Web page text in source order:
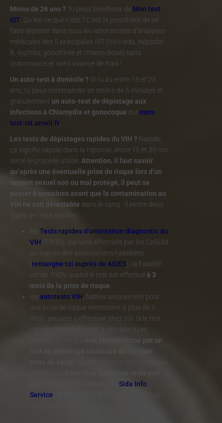
Moins de 26 ans ? Tu peux bénéficier de Mon test
IST . Qu’est-ce que c’est ? C’est la possibilité de se
faire dépister dans tous les laboratoires d’analyses
médicales des 5 principales IST (VIH/sida, hépatite
B, syphilis, gonorrhée et chlamydiose) sans
ordonnance et sans avance de frais !
Un auto-test à domicile ? Si tu as entre 18 et 25
ans, tu peux commander en moins de 5 minutes et
gratuitement un auto-test de dépistage aux
infections à Chlamydia et gonocoque sur mon-
test-ist.ameli.fr
Les tests de dépistages rapides du VIH ? Rapide,
ça signifie rapide dans la réponse, entre 15 et 30 mn
selon le procédé utilisé. Attention, il faut savoir
qu’après une éventuelle prise de risque lors d’un
rapport sexuel non ou mal protégé, il peut se
passer 6 semaines avant que la contamination au
VIH ne soit détectable dans le sang. Il existe deux
types de tests rapides :
les Tests rapides d’orientation diagnostic du
VIH (TROD), qui sont effectués par les CeGidd
ou auprès des associations habilitées
(renseigne toi auprès de AIDES), la fiabilité
est de 100% quand le test est effectué à 3
mois de la prise de risque
les autotests VIH , fiables uniquement pour
une prise de risque remontant à plus de 3
mois, peuvent s’effectuer chez soi. Si le test
rapide est positif (c’est-à-dire que tu es
doit être confirmé par un
test de dépistage classique du VIH (par
, réalisé dans un laboratoire ou
Sida Info
Service